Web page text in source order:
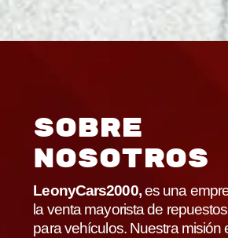
Sobre
Nosotros
LeonyCars2000,es una
la venta mayorista de
para vehículos. Nuestra misión